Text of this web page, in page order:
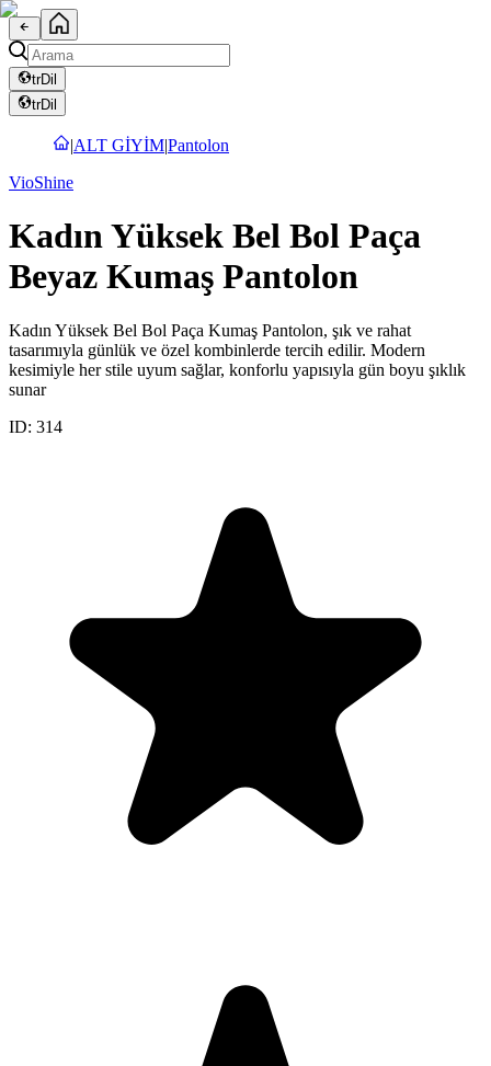
trDil
trDil
|ALT GİYİM|Pantolon
VioShine
Kadın Yüksek Bel Bol Paça
Beyaz Kumaş Pantolon
Kadın Yüksek Bel Bol Paça Kumaş Pantolon, şık ve rahat
tasarımıyla günlük ve özel kombinlerde tercih edilir. Modern
kesimiyle her stile uyum sağlar, konforlu yapısıyla gün boyu şıklık
sunar
ID: 314